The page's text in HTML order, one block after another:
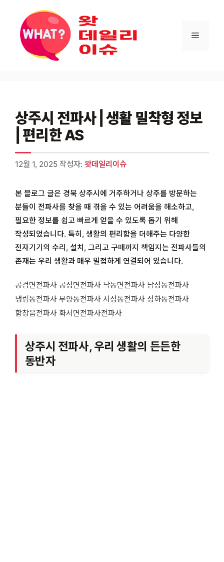
건너뛰기
메뉴
상주시 전파사 | 생활 밀착형 정보
| 편리한 AS
12월 1, 2025 작성자: 왓데일리이슈
본 블로그 글은 경북 상주시에 거주하거나 상주를 방문하는
분들이 전파사를 찾을 때 겪을 수 있는 어려움을 해소하고,
필요한 정보를 쉽고 빠르게 얻을 수 있도록 돕기 위해
작성되었습니다. 특히, 생활의 편리함을 더해주는 다양한
전자기기의 수리, 설치, 그리고 구매까지 책임지는 전파사들의
존재는 우리 생활과 매우 밀접하게 연결되어 있습니다.
공검면전파사 공성면전파사 낙동면전파사 남성동전파사
냉림동전파사 무양동전파사 서성동전파사 성하동전파사
함창읍전파사 화서면전파사전파사
상주시 전파사, 우리 생활의 든든한
동반자